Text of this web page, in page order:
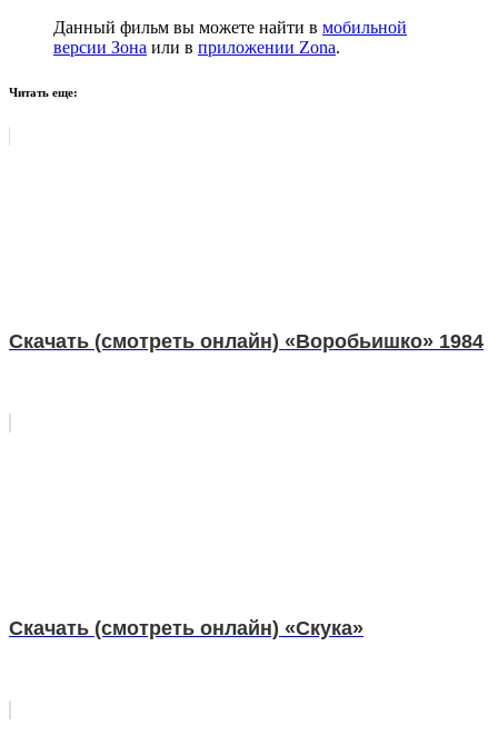
Данный фильм вы можете найти в мобильной
версии Зона или в приложении Zona.
Читать еще:
Скачать (смотреть онлайн) «Воробьишко» 1984
Скачать (смотреть онлайн) «Скука»